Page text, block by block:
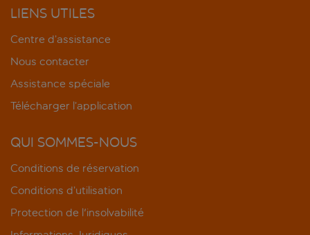
LIENS UTILES
Centre d’assistance
Nous contacter
Assistance spéciale
Télécharger l’application
QUI SOMMES-NOUS
Conditions de réservation
Conditions d’utilisation
Protection de l'insolvabilité